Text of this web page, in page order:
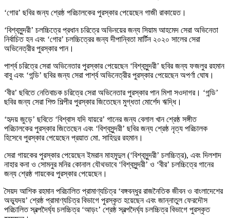
‘গোর’ ছবির জন্য শ্রেষ্ঠ পরিচালকের পুরস্কার পেয়েছেন গাজী রাকায়েত।
‘বিশ্বসুন্দরী’ চলচ্চিত্রে প্রধান চরিত্রে অভিনয়ের জন্য সিয়াম আহমেদ সেরা অভিনেতা
নির্বাচিত হন এবং ‘গোর’ চলচ্চিত্রের জন্য দীপান্বিতা মার্টিন ২০২০ সালের সেরা
অভিনেত্রীর পুরস্কার পান।
পার্শ্ব চরিত্রে সেরা অভিনেতার পুরস্কার পেয়েছেন ‘বিশ্বসুন্দরী’ ছবির জন্য ফজলুর রহমান
বাবু এবং ‘গন্ডি’ ছবির জন্য সেরা পার্শ্ব অভিনেত্রীর পুরস্কার পেয়েছেন অপর্ণা ঘোষ।
‘বীর’ ছবিতে নেতিবাচক চরিত্রে সেরা অভিনেতার পুরস্কার পান মিশা সওদাগর। ‘গন্ডি’
ছবির জন্য সেরা শিশু শিল্পীর পুরস্কার জিতেছেন মুগ্ধতা মোর্শেদ ঋদ্ধি।
‘হৃদয় জুড়ে’ ছবিতে ‘বিশ্বাস যদি যায়রে’ গানের জন্য বেলাল খান শ্রেষ্ঠ সঙ্গীত
পরিচালকের পুরস্কার জিতেছেন এবং ‘বিশ্বসুন্দরী’ ছবির জন্য শ্রেষ্ঠ নৃত্য পরিচালক
হিসেবে পুরস্কার পেয়েছেন প্রয়াত মো. সাহিদুর রহমান।
সেরা গায়কের পুরস্কার পেয়েছেন ইমরান মাহমুদুল (‘বিশ্বসুন্দরী’ চলচ্চিত্র), এবং দিলশাদ
নাহার কনা ও সোমনুর মনির কোনাল যৌথভাবে ‘বিশ্বসুন্দরী’ ও ‘বীর’ চলচ্চিত্রে গানের
জন্য শ্রেষ্ঠ গায়কের পুরস্কার পেয়েছেন।
সৈয়দ আশিক রহমান পরিচালিত প্রামাণ্যচিত্র ‘বঙ্গবন্ধুর রাজনৈতিক জীবন ও বাংলাদেশের
অভ্যূদয়’ শ্রেষ্ঠ প্রামাণ্যচিত্র বিভাগে পুরস্কৃত হয়েছেন এবং জান্নাতুল ফেরদৌস
পরিচালিত স্বল্পদৈর্ঘ্য চলচ্চিত্র ‘আড়ং’ শ্রেষ্ঠ স্বল্পদৈর্ঘ্য চলচ্চিত্র বিভাগে পুরস্কৃত